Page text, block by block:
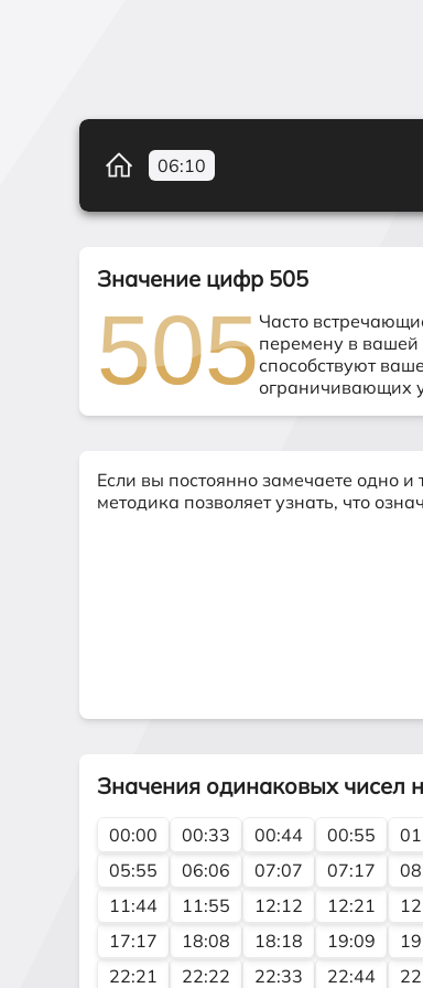
06 10
Значение цифр 505
505
505 Часто
перемену в вашей
способствуют
ограничивающих
Если вы постоянно замечаете одно
методика позволяет узнать, что
Значения одинаковых чисел
00:00 00:33 00:44 00:55
05:55
06:06 07:07 07:17
11:44
11:55 12:12 12:21
17:17
18:08 18:18 19:09
22:21
22:22 22:33 22:44